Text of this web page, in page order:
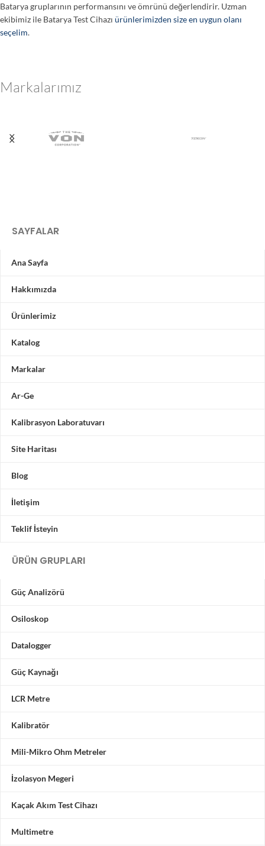
Batarya gruplarının performansını ve ömrünü değerlendirir. Uzman
ekibimiz ile Batarya Test Cihazı ürünlerimizden size en uygun olanı
seçelim.
Markalarımız
SAYFALAR
Ana Sayfa
Hakkımızda
Ürünlerimiz
Katalog
Markalar
Ar-Ge
Kalibrasyon Laboratuvarı
Site Haritası
Blog
İletişim
Teklif İsteyin
ÜRÜN GRUPLARI
Güç Analizörü
Osiloskop
Datalogger
Güç Kaynağı
LCR Metre
Kalibratör
Mili-Mikro Ohm Metreler
İzolasyon Megeri
Kaçak Akım Test Cihazı
Multimetre